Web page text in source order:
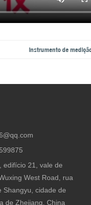
Instrumento de
edifício 21, vale de
West Road, rua
Shangyu, cidade de
de Zhejiang, China